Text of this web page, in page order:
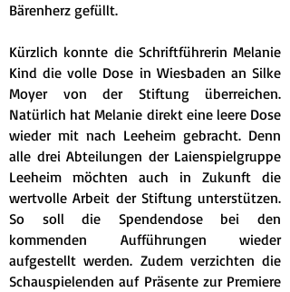
Bärenherz gefüllt.
Kürzlich konnte die Schriftführerin Melanie
Kind die volle Dose in Wiesbaden an Silke
Moyer von der Stiftung überreichen.
Natürlich hat Melanie direkt eine leere Dose
wieder mit nach Leeheim gebracht. Denn
alle drei Abteilungen der Laienspielgruppe
Leeheim möchten auch in Zukunft die
wertvolle Arbeit der Stiftung unterstützen.
So soll die Spendendose bei den
kommenden Aufführungen wieder
aufgestellt werden. Zudem verzichten die
Schauspielenden auf Präsente zur Premiere